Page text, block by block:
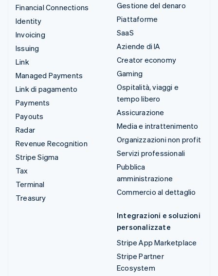
Financial Connections
Identity
Invoicing
Issuing
Link
Managed Payments
Link di pagamento
Payments
Payouts
Radar
Revenue Recognition
Stripe Sigma
Tax
Terminal
Treasury
Gestione del denaro
Piattaforme
SaaS
Aziende di IA
Creator economy
Gaming
Ospitalità, viaggi e
tempo libero
Assicurazione
Media e intrattenimento
Organizzazioni non profit
Servizi professionali
Pubblica
amministrazione
Commercio al dettaglio
Integrazioni e soluzioni
personalizzate
Stripe App Marketplace
Stripe Partner
Ecosystem